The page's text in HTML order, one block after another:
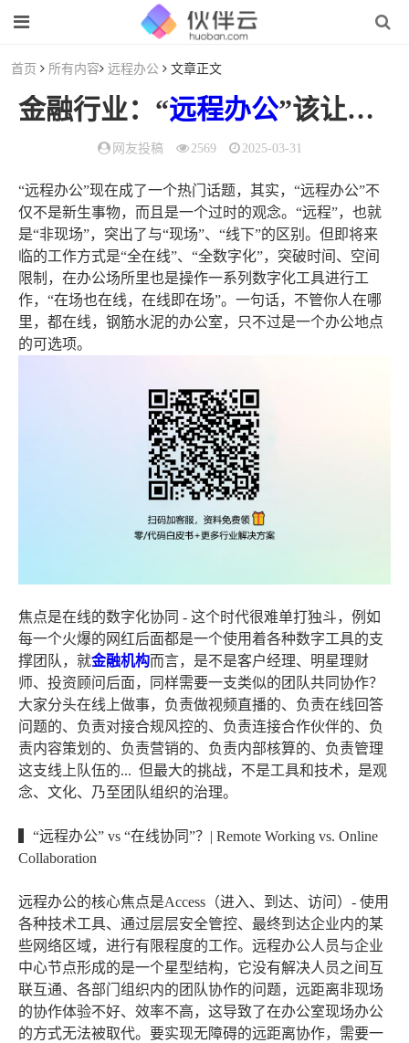
首页 所有内容 远程办公 文章正文
金融行业：“远程办公”该让位给“在线协作”
网友投稿 2569 2025-03-31
“远程办公”现在成了一个热门话题，其实，“远程办公”不
仅不是新生事物，而且是一个过时的观念。“远程”，也就
是“非现场”，突出了与“现场”、“线下”的区别。但即将来
临的工作方式是“全在线”、“全数字化”，突破时间、空间
限制，在办公场所里也是操作一系列数字化工具进行工
作，“在场也在线，在线即在场”。一句话，不管你人在哪
里，都在线，钢筋水泥的办公室，只不过是一个办公地点
的可选项。
焦点是在线的数字化协同 - 这个时代很难单打独斗，例如
每一个火爆的网红后面都是一个使用着各种数字工具的支
撑团队，就金融机构而言，是不是客户经理、明星理财
师、投资顾问后面，同样需要一支类似的团队共同协作？
大家分头在线上做事，负责做视频直播的、负责在线回答
问题的、负责对接合规风控的、负责连接合作伙伴的、负
责内容策划的、负责营销的、负责内部核算的、负责管理
这支线上队伍的... 但最大的挑战，不是工具和技术，是观
念、文化、乃至团队组织的治理。
▍“远程办公” vs “在线协同”？| Remote Working vs. Online
Collaboration
远程办公的核心焦点是Access（进入、到达、访问）- 使用
各种技术工具、通过层层安全管控、最终到达企业内的某
些网络区域，进行有限程度的工作。远程办公人员与企业
中心节点形成的是一个星型结构，它没有解决人员之间互
联互通、各部门组织内的团队协作的问题，远距离非现场
的协作体验不好、效率不高，这导致了在办公室现场办公
的方式无法被取代。要实现无障碍的远距离协作，需要一